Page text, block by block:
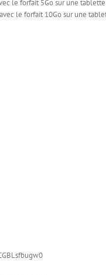
le forfait 5Go sur une tablette
le forfait 10Go sur une